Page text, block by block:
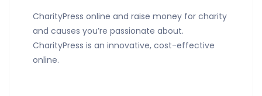
CharityPress online and raise money for charity
and causes you’re passionate about.
CharityPress is an innovative, cost-effective
online.